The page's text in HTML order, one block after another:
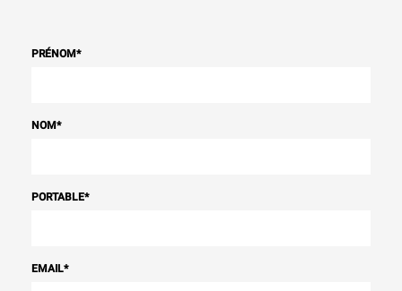
PRÉNOM*
NOM*
PORTABLE*
EMAIL*